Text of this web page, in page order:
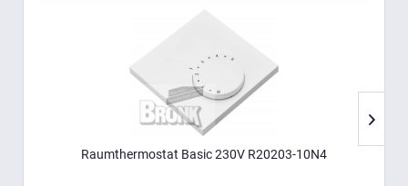
Raumthermostat Basic 230V R20203-10N4